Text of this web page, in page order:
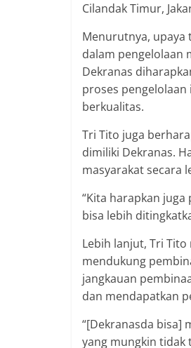
Cilandak Timur,
Menurutnya,
dalam pengelolaan
Dekranas
proses
berkualitas.
Tri Tito juga
dimiliki Dekranas.
masyarakat secara
“Kita harapkan
bisa lebih
Lebih lanjut, Tri
mendukung
jangkauan
dan mendapatkan
“[Dekranasda bisa]
yang mungkin